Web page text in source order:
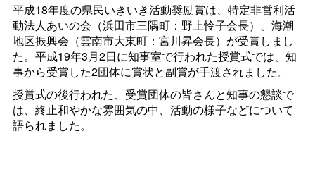
平成18年度の県民いきいき活動奨励賞は、特定非営利活
動法人あいの会（浜田市三隅町：野上怜子会長）、海潮
地区振興会（雲南市大東町：宮川昇会長）が受賞しまし
た。平成19年3月2日に知事室で行われた授賞式では、知
事から受賞した2団体に賞状と副賞が手渡されました。
授賞式の後行われた、受賞団体の皆さんと知事の懇談で
は、終止和やかな雰囲気の中、活動の様子などについて
語られました。